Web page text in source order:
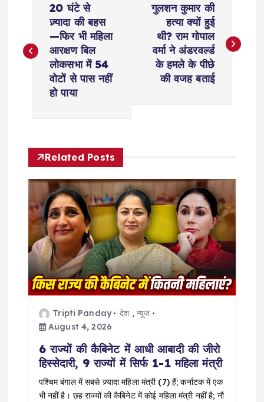
s
a
v
g
a
t
20 घंटे से
ज़्यादा की बहस
—फिर भी महिला
आरक्षण बिल
लोकसभा में 54
वोटों से पास नहीं
हो पाया
गुलशन कुमार की
हत्या क्यों हुई
थी? राम गोपाल
वर्मा ने अंडरवर्ल्ड
के हमले के पीछे
की वजह बताई
Related Posts
Tripti Panday देश , न्यूज
August 4, 2026
6 राज्यों की कैबिनेट में आधी आबादी की जीरो
हिस्सेदारी, 9 राज्यों में सिर्फ 1-1 महिला मंत्री
पश्चिम बंगाल में सबसे ज़्यादा महिला मंत्री (7) हैं; कर्नाटक में एक
भी नहीं है। छह राज्यों की कैबिनेट में कोई महिला मंत्री नहीं है; नौ